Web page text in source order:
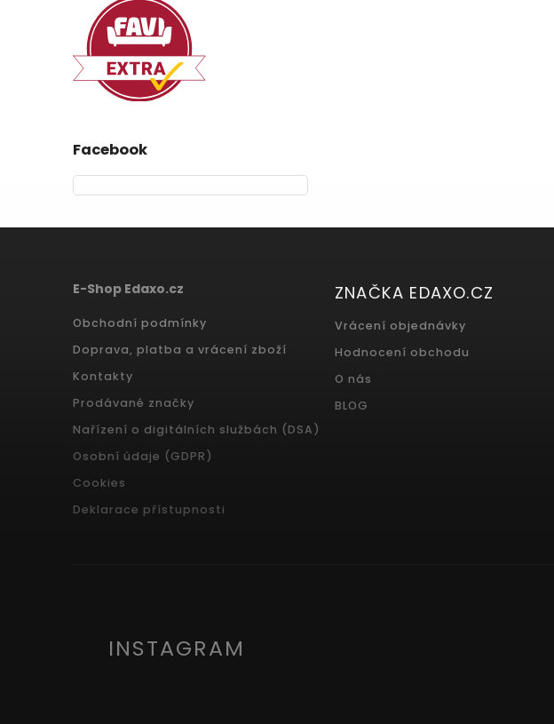
Facebook
E-Shop Edaxo.cz
Obchodní podmínky
Doprava, platba a vrácení zboží
Kontakty
Prodávané značky
Nařízení o digitálních službách (DSA)
Osobní údaje (GDPR)
Cookies
Deklarace přístupnosti
ZNAČKA EDAXO.CZ
Vrácení objednávky
Hodnocení obchodu
O nás
BLOG
INSTAGRAM